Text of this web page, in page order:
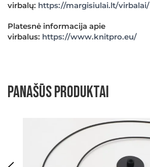
virbalų: https://margisiulai.lt/virbalai/
Platesnė informacija apie
virbalus: https://www.knitpro.eu/
Panašūs produktai